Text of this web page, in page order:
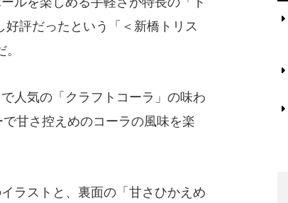
評だったという「＜新橋トリス
人気の「クラフトコーラ」の味わ
甘さ控えめのコーラの風味を楽
ラストと、裏面の「甘さひかえめ